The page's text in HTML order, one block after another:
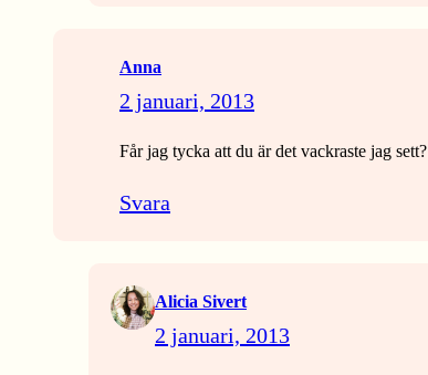
Anna
2 januari, 2013
Får jag tycka att du är det vackraste jag sett?
Svara
Alicia Sivert
2 januari, 2013